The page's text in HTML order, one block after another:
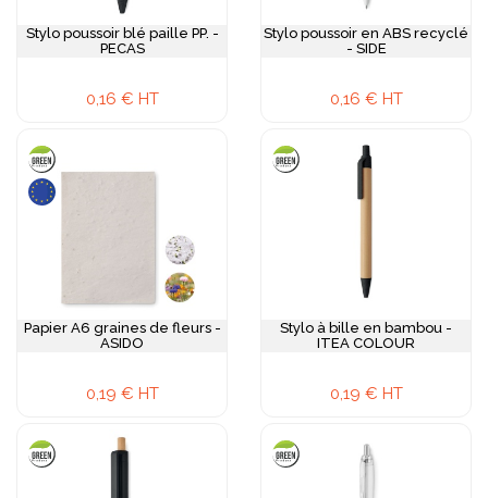
Stylo poussoir blé paille PP. -
PECAS
0,16 € HT
Stylo poussoir en ABS recyclé
- SIDE
0,16 € HT
Papier A6 graines de fleurs -
ASIDO
0,19 € HT
Stylo à bille en bambou -
ITEA COLOUR
0,19 € HT